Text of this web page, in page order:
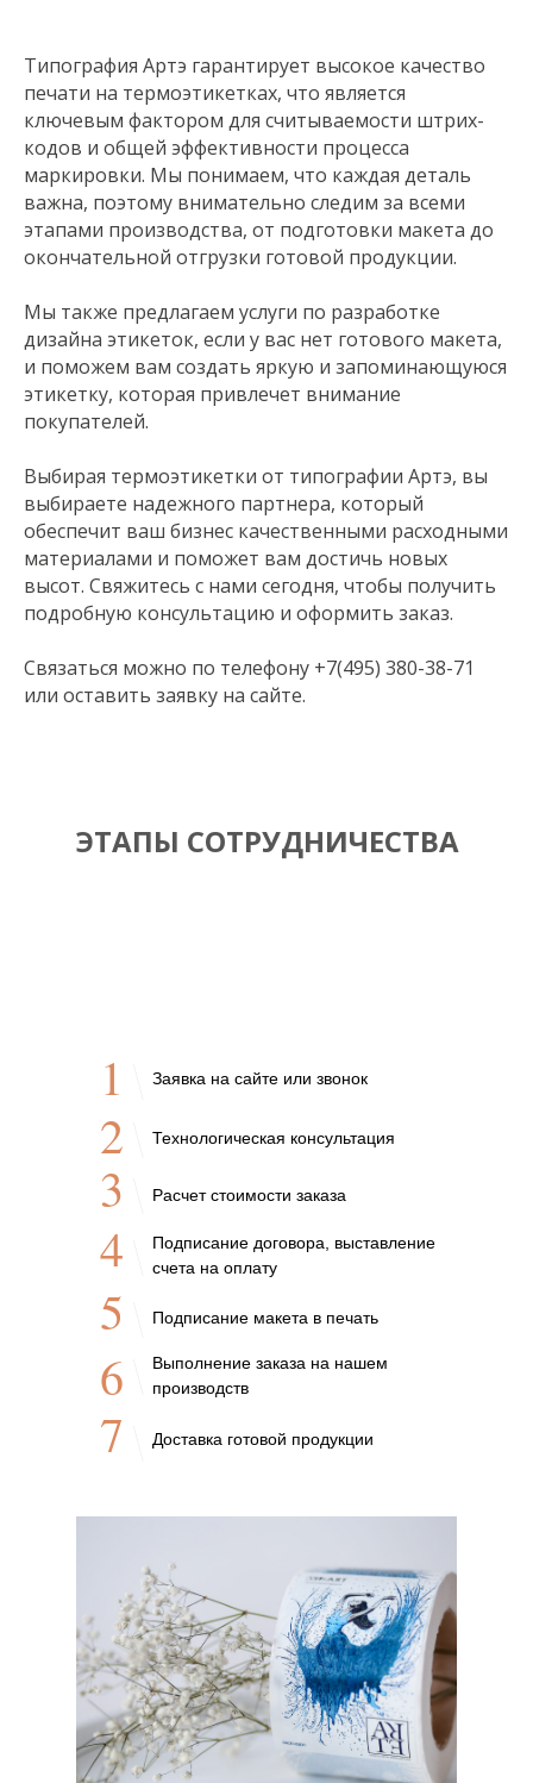
Типография Артэ гарантирует высокое качество
печати на термоэтикетках, что является
ключевым фактором для считываемости штрих-
кодов и общей эффективности процесса
маркировки. Мы понимаем, что каждая деталь
важна, поэтому внимательно следим за всеми
этапами производства, от подготовки макета до
окончательной отгрузки готовой продукции.
Мы также предлагаем услуги по разработке
дизайна этикеток, если у вас нет готового макета,
и поможем вам создать яркую и запоминающуюся
этикетку, которая привлечет внимание
покупателей.
Выбирая термоэтикетки от типографии Артэ, вы
выбираете надежного партнера, который
обеспечит ваш бизнес качественными расходными
материалами и поможет вам достичь новых
высот. Свяжитесь с нами сегодня, чтобы получить
подробную консультацию и оформить заказ.
Связаться можно по телефону +7(495) 380-38-71
или оставить заявку на сайте.
ЭТАПЫ СОТРУДНИЧЕСТВА
Заявка на сайте или звонок
Технологическая консультация
Расчет стоимости заказа
Подписание договора, выставление
счета на оплату
Подписание макета в печать
Выполнение заказа на нашем
производств
Доставка готовой продукции
1
2
3
4
5
6
7